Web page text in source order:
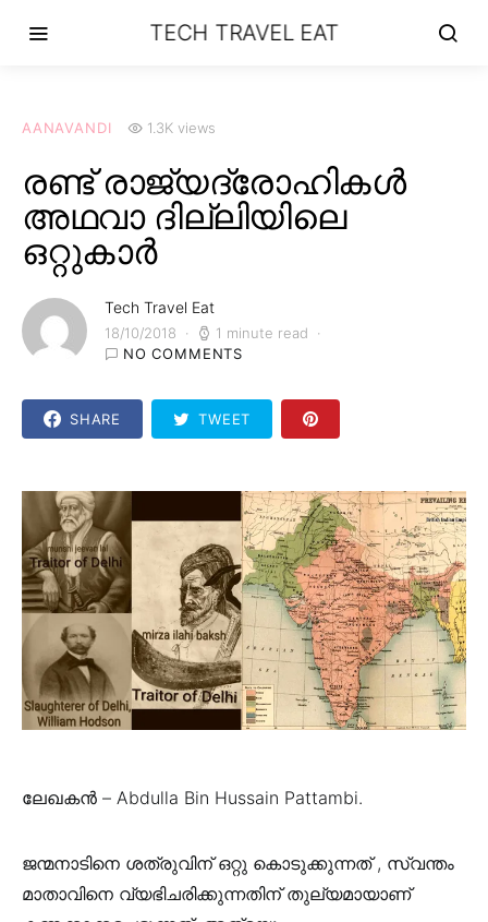
TECH TRAVEL EAT
AANAVANDI 1.3K views
രണ്ട്‌ രാജ്യദ്രോഹികൾ
അഥവാ ദില്ലിയിലെ
ഒറ്റുകാർ
Tech Travel Eat
18/10/2018
1 minute read
NO COMMENTS
SHARE TWEET
ലേഖകൻ – Abdulla Bin Hussain Pattambi.
ജന്മനാടിനെ ശത്രുവിന് ഒറ്റു കൊടുക്കുന്നത്‌ , സ്വന്തം
മാതാവിനെ വ്യഭിചരിക്കുന്നതിന് തുല്യമായാണ്